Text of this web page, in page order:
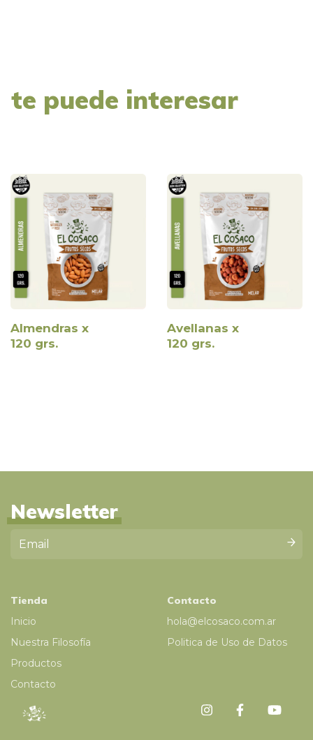
te puede interesar
Almendras x
120 grs.
Avellanas x
120 grs.
Newsletter
Tienda
Inicio
Nuestra Filosofía
Productos
Contacto
Contacto
hola@elcosaco.com.ar
Politica de Uso de Datos